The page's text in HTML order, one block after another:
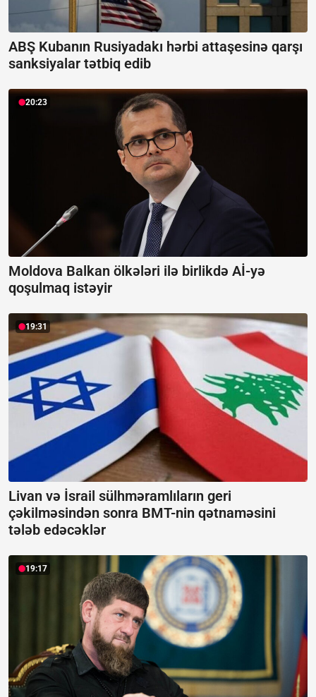
ABŞ Kubanın Rusiyadakı hərbi attaşesinə qarşı
sanksiyalar tətbiq edib
20:23
Moldova Balkan ölkələri ilə birlikdə Aİ-yə
qoşulmaq istəyir
19:31
Livan və İsrail sülhməramlıların geri
çəkilməsindən sonra BMT-nin qətnaməsini
tələb edəcəklər
19:17